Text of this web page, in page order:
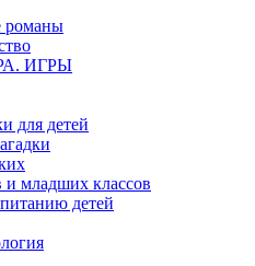
романы
ИГРЫ
для детей
младших классов
детей